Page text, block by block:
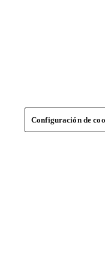
Configuración de